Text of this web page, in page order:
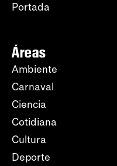
Portada
Áreas
Ambiente
Carnaval
Ciencia
Cotidiana
Cultura
Deporte